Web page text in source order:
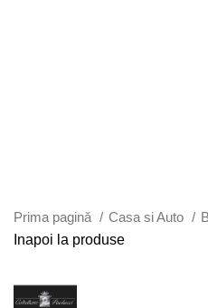
Prima pagină Casa si Auto
Inapoi la produse